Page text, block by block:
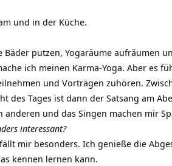
und in der Küche.
putzen, Yogaräume aufräumen
ich meinen Karma-Yoga. Aber es
und Vorträgen zuhören.
des Tages ist dann der Satsang am
und das Singen machen mir
interessant?
mir besonders. Ich genieße die
kennen lernen kann.